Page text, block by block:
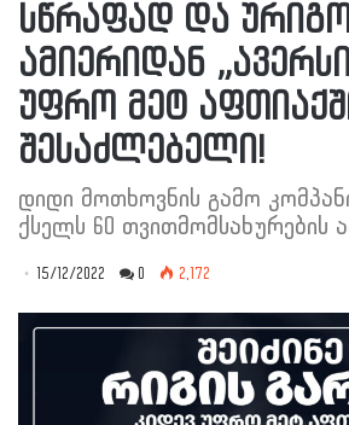
სწრაფად და
ამიერიდან
უფრო მეტ
შესაძლებელი!
დიდი მოთხოვნის გამო
ქსელს 60 თვითმომსახურების
15/12/2022 0 2,172